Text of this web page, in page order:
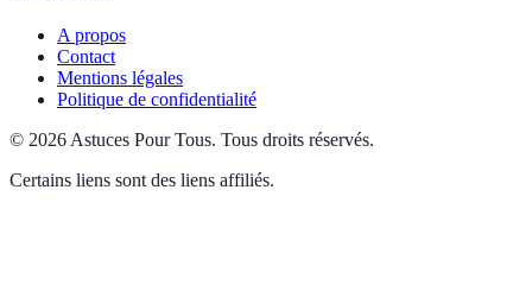
A propos
Contact
Mentions légales
Politique de confidentialité
© 2026 Astuces Pour Tous. Tous droits réservés.
Certains liens sont des liens affiliés.